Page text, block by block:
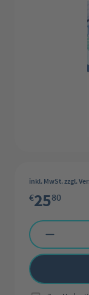
inkl. MwSt. zzgl.
€2580
Produkt Anzahl: